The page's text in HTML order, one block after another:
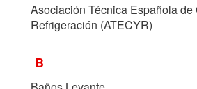
Asociación Técnica Española
Refrigeración (ATECYR)
B